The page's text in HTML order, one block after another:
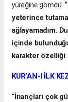
yüreğine gömdü:
yeterince
ağlayamadım.
içinde
karakter özelliği
KUR’AN-I İLK
“İnançları çok